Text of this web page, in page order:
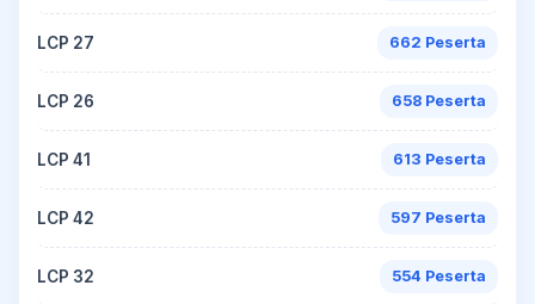
LCP 27 662 Peserta
LCP 26 658 Peserta
LCP 41 613 Peserta
LCP 42 597 Peserta
LCP 32 554 Peserta